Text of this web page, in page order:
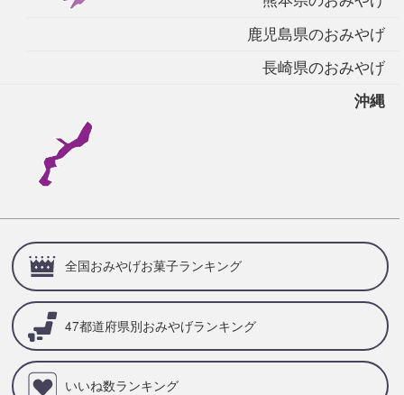
鹿児島県のおみやげ
長崎県のおみやげ
沖縄
全国おみやげお菓子ランキング
47都道府県別おみやげランキング
いいね数ランキング